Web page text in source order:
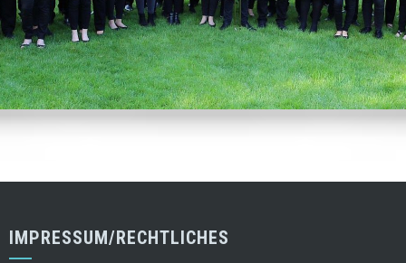
IMPRESSUM/RECHTLICHES